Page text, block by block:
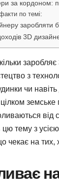
за кордоном:
по темі:
заробляти
3D
з
чи
цілком
тему з
чекає на
на